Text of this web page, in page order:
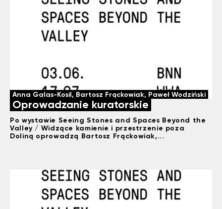
Anna Galas-Kosil, Bartosz Frąckowiak, Paweł Wodziński
Oprowadzanie kuratorskie
Po wystawie Seeing Stones and Spaces Beyond the
Valley / Widzące kamienie i przestrzenie poza
Doliną oprowadzą Bartosz Frąckowiak,...